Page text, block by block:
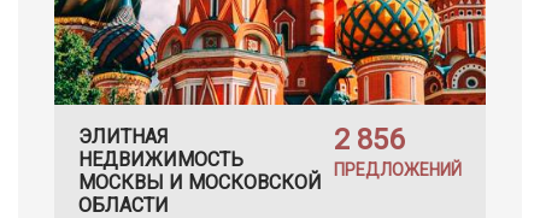
ЭЛИТНАЯ
НЕДВИЖИМОСТЬ
МОСКВЫ И МОСКОВСКОЙ
ОБЛАСТИ
2 856
ПРЕДЛОЖЕНИЙ